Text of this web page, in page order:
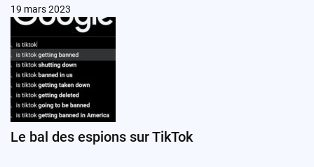
19 mars 2023
Le bal des espions sur TikTok